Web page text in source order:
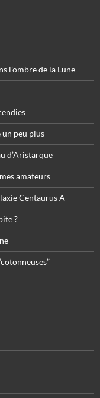
l’ombre de la Lune
un peu plus
d’Aristarque
amateurs
Centaurus A
?